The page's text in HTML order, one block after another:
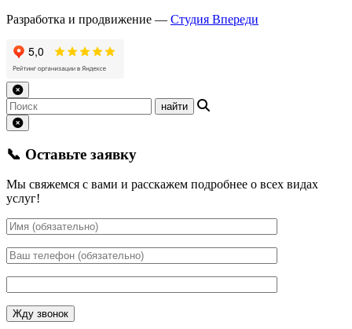
Разработка и продвижение — Студия Впереди
📞 Оставьте заявку
Мы свяжемся с вами и расскажем подробнее о всех видах
услуг!